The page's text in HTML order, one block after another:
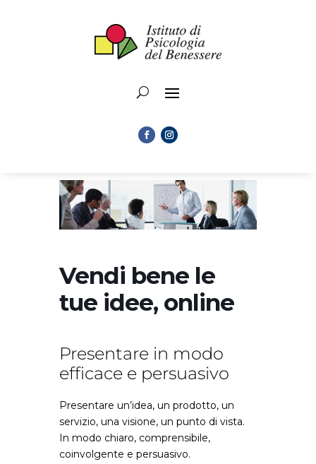
Vendi bene le
tue idee, online
Presentare in modo
efficace e persuasivo
Presentare un’idea, un prodotto, un
servizio, una visione, un punto di vista.
In modo chiaro, comprensibile,
coinvolgente e persuasivo.